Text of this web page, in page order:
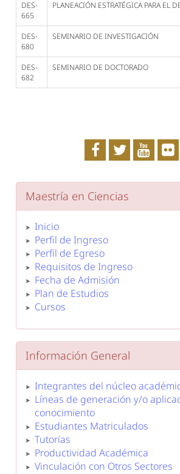
DES-
665
PLANEACIÓN ESTRATÉGICA PARA EL
DES-
680
SEMINARIO DE INVESTIGACIÓN
DES-
682
SEMINARIO DE DOCTORADO
Maestría en Ciencias
Inicio
Perfil de Ingreso
Perfil de Egreso
Requisitos de Ingreso
Fecha de Admisión
Plan de Estudios
Cursos
Información General
Integrantes del núcleo
Líneas de generación y/o
conocimiento
Estudiantes Matriculados
Tutorías
Productividad Académica
Vinculación con Otros Sectores